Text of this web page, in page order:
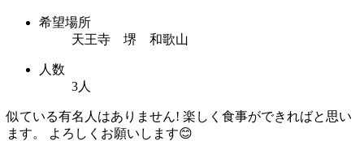
希望場所
天王寺 堺 和歌山
人数
3人
似ている有名人はありません! 楽しく食事ができればと思い
ます。 よろしくお願いします😊